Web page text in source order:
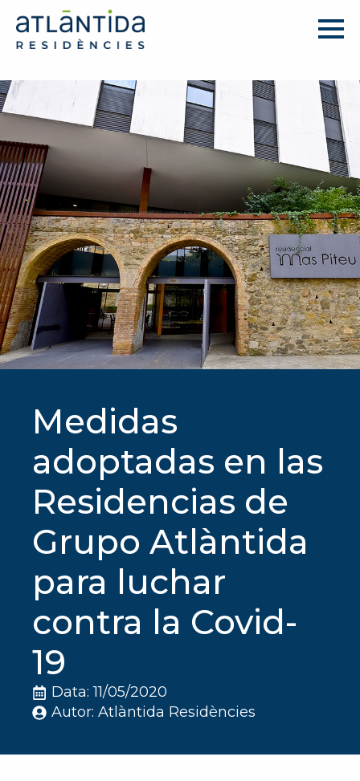
Medidas
adoptadas en las
Residencias de
Grupo Atlàntida
para luchar
contra la Covid-
19
Data: 11/05/2020
Autor: Atlàntida Residències